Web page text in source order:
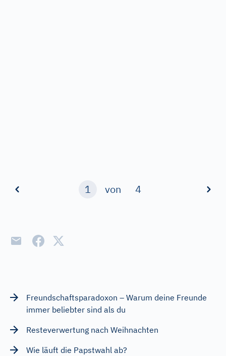
1 von 4
Freundschaftsparadoxon – Warum deine Freunde
immer beliebter sind als du
Resteverwertung nach Weihnachten
Wie läuft die Papstwahl ab?